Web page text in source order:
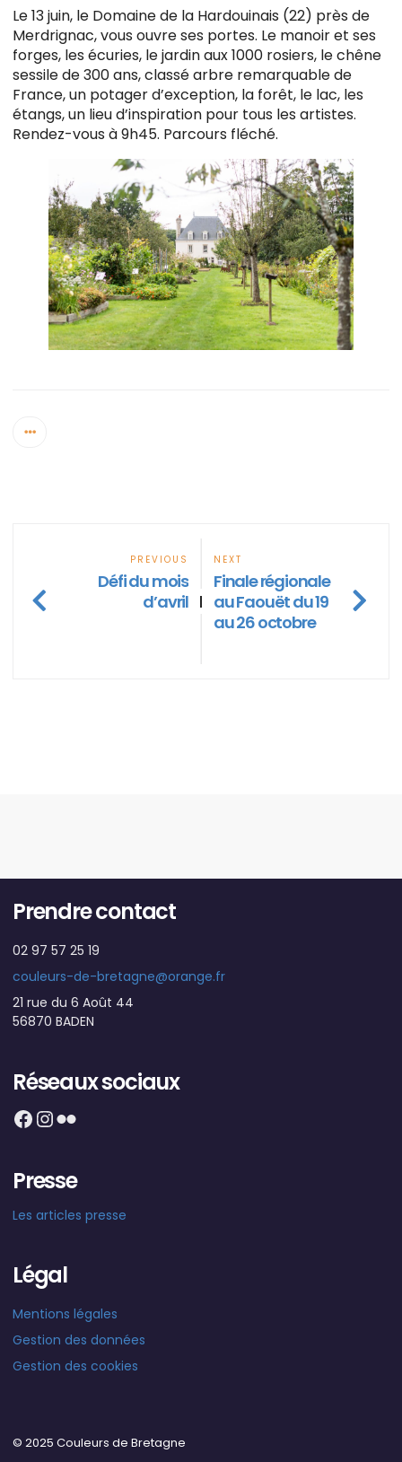
Le 13 juin, le Domaine de la Hardouinais (22) près de
Merdrignac, vous ouvre ses portes. Le manoir et ses
forges, les écuries, le jardin aux 1000 rosiers, le chêne
sessile de 300 ans, classé arbre remarquable de
France, un potager d’exception, la forêt, le lac, les
étangs, un lieu d’inspiration pour tous les artistes.
Rendez-vous à 9h45. Parcours fléché.
|
PREVIOUS
Défi du mois
d’avril
NEXT
Finale régionale
au Faouët du 19
au 26 octobre
Prendre contact
02 97 57 25 19
couleurs-de-bretagne@orange.fr
21 rue du 6 Août 44
56870 BADEN
Réseaux sociaux
Facebook
Instagram
Flickr
Presse
Les articles presse
Légal
Mentions légales
Gestion des données
Gestion des cookies
© 2025 Couleurs de Bretagne